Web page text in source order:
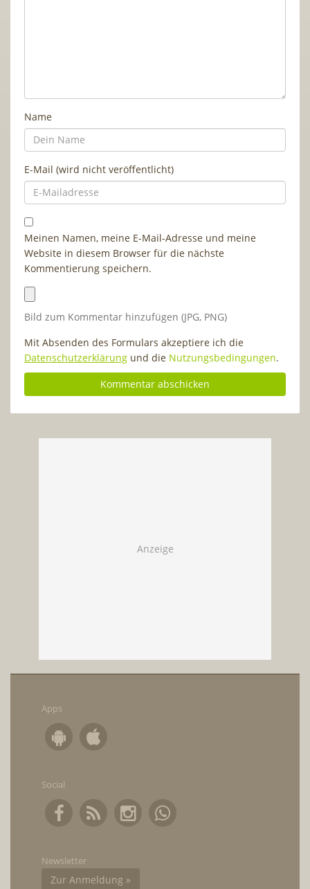
Name
E-Mail (wird nicht veröffentlicht)
Meinen Namen, meine E-Mail-Adresse und meine
Website in diesem Browser für die nächste
Kommentierung speichern.
Bild zum Kommentar hinzufügen (JPG, PNG)
Mit Absenden des Formulars akzeptiere ich die
Datenschutzerklärung und die Nutzungsbedingungen.
Apps
Social
Newsletter
Zur Anmeldung »